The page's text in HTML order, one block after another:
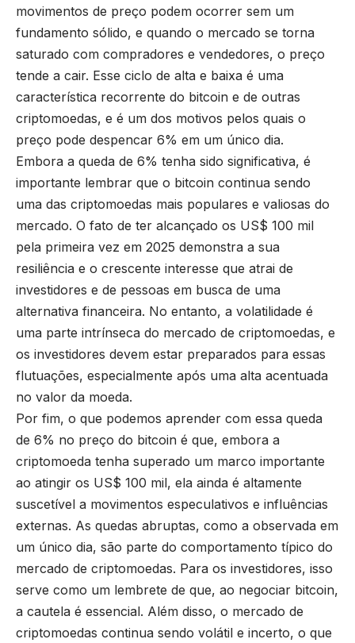
movimentos de preço podem ocorrer sem um
fundamento sólido, e quando o mercado se torna
saturado com compradores e vendedores, o preço
tende a cair. Esse ciclo de alta e baixa é uma
característica recorrente do bitcoin e de outras
criptomoedas, e é um dos motivos pelos quais o
preço pode despencar 6% em um único dia.
Embora a queda de 6% tenha sido significativa, é
importante lembrar que o bitcoin continua sendo
uma das criptomoedas mais populares e valiosas do
mercado. O fato de ter alcançado os US$ 100 mil
pela primeira vez em 2025 demonstra a sua
resiliência e o crescente interesse que atrai de
investidores e de pessoas em busca de uma
alternativa financeira. No entanto, a volatilidade é
uma parte intrínseca do mercado de criptomoedas, e
os investidores devem estar preparados para essas
flutuações, especialmente após uma alta acentuada
no valor da moeda.
Por fim, o que podemos aprender com essa queda
de 6% no preço do bitcoin é que, embora a
criptomoeda tenha superado um marco importante
ao atingir os US$ 100 mil, ela ainda é altamente
suscetível a movimentos especulativos e influências
externas. As quedas abruptas, como a observada em
um único dia, são parte do comportamento típico do
mercado de criptomoedas. Para os investidores, isso
serve como um lembrete de que, ao negociar bitcoin,
a cautela é essencial. Além disso, o mercado de
criptomoedas continua sendo volátil e incerto, o que